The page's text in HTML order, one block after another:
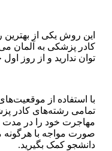
این روش یکی از
کادر پزشکی به آلمان
توان ندارید و از روز
با استفاده از
تمامی رشته‌های کادر
مهاجرت خود را در مدت
صورت مواجه با هرگونه
دانشجو کمک بگیرید.